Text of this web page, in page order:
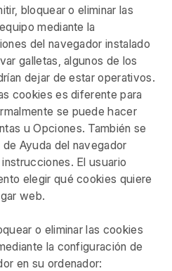
bloquear o eliminar las
mediante la
del navegador instalado
galletas, algunos de los
dejar de estar operativos.
cookies es diferente para
se puede hacer
u Opciones. También se
Ayuda del navegador
El usuario
elegir qué cookies quiere
web.
o eliminar las cookies
la configuración de
en su ordenador: